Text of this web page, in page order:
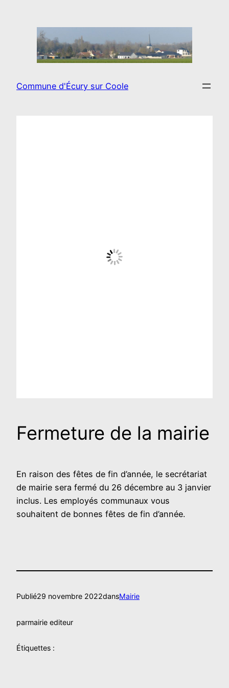
Commune d'Écury sur Coole
Fermeture de la mairie
En raison des fêtes de fin d’année, le secrétariat
de mairie sera fermé du 26 décembre au 3 janvier
inclus. Les employés communaux vous
souhaitent de bonnes fêtes de fin d’année.
Publié29 novembre 2022dansMairie
parmairie editeur
Étiquettes :